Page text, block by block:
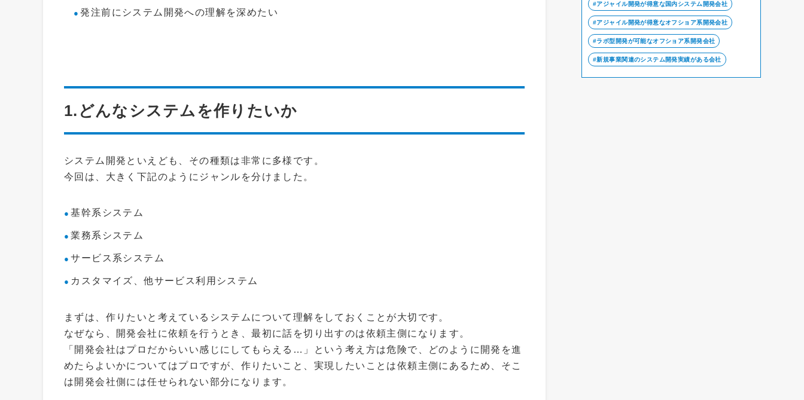
発注前にシステム開発への理解を深めたい
1.どんなシステムを作りたいか
システム開発といえども、その種類は非常に多様です。
今回は、大きく下記のようにジャンルを分けました。
基幹系システム
業務系システム
サービス系システム
カスタマイズ、他サービス利用システム
まずは、作りたいと考えているシステムについて理解をしておくことが大切です。
なぜなら、開発会社に依頼を行うとき、最初に話を切り出すのは依頼主側になります。
「開発会社はプロだからいい感じにしてもらえる…」という考え方は危険で、どのように開発を進
めたらよいかについてはプロですが、作りたいこと、実現したいことは依頼主側にあるため、そこ
は開発会社側には任せられない部分になります。
アジャイル開発が得意な国内システム開発会社
アジャイル開発が得意なオフショア系開発会社
ラボ型開発が可能なオフショア系開発会社
新規事業関連のシステム開発実績がある会社